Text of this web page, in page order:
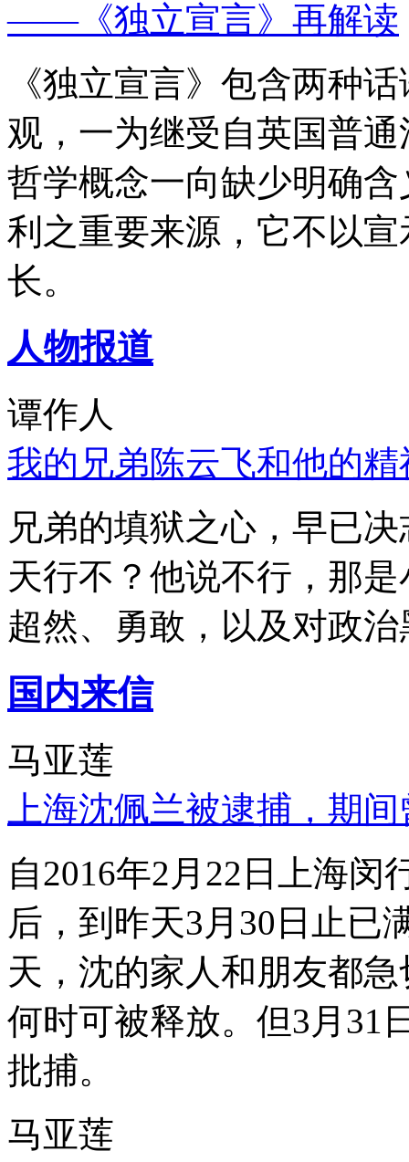
——《独立宣言》再解读
《独立宣言》包含两种
观，一为继受自英国普
哲学概念一向缺少明确
利之重要来源，它不以
长。
人物报道
谭作人
我的兄弟陈云飞和他的
兄弟的填狱之心，早已
天行不？他说不行，那
超然、勇敢，以及对政
国内来信
马亚莲
上海沈佩兰被逮捕，期
自2016年2月22日上海
后，到昨天3月30日止已
天，沈的家人和朋友都
何时可被释放。但3月31
批捕。
马亚莲